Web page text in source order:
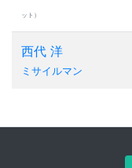
ット）
西代 洋
ミサイルマン